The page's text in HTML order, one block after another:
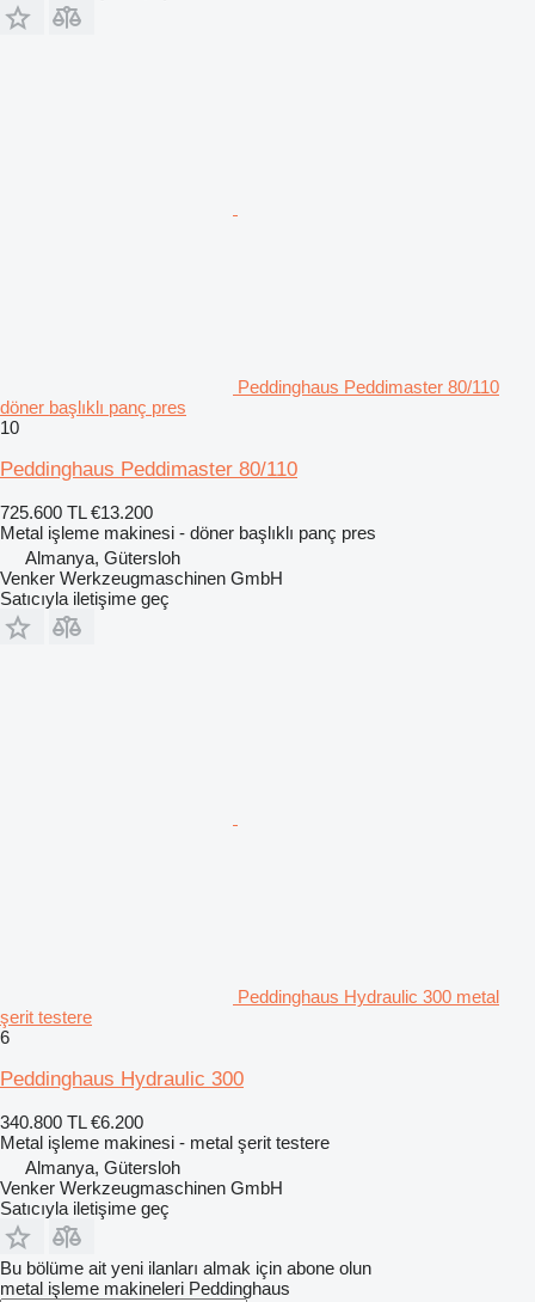
Peddinghaus Peddimaster 80/110
döner başlıklı panç pres
10
Peddinghaus Peddimaster 80/110
725.600 TL €13.200
Metal işleme makinesi - döner başlıklı panç pres
Almanya, Gütersloh
Venker Werkzeugmaschinen GmbH
Satıcıyla iletişime geç
Peddinghaus Hydraulic 300 metal
şerit testere
6
Peddinghaus Hydraulic 300
340.800 TL €6.200
Metal işleme makinesi - metal şerit testere
Almanya, Gütersloh
Venker Werkzeugmaschinen GmbH
Satıcıyla iletişime geç
Bu bölüme ait yeni ilanları almak için abone olun
metal işleme makineleri Peddinghaus